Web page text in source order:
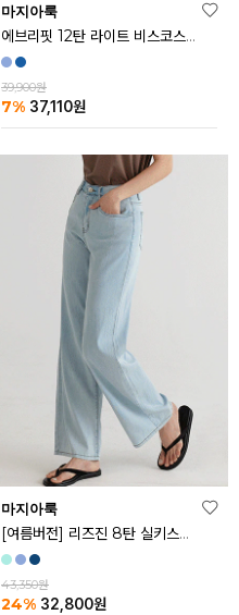
마지아룩
에브리핏 12탄 라이트 비스코스 쿨 데님 스커트
39,900원
7% 37,110원
마지아룩
[여름버전] 리즈진 8탄 실키스판 와이드 아이스 데님 팬츠
43,350원
24% 32,800원